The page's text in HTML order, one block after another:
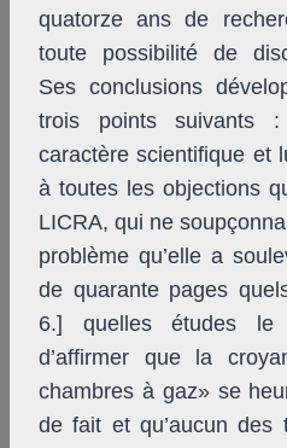
quatorze ans de
toute possibilité de
Ses conclusions
trois points suivants
caractère scientifique et
à toutes les objections
LICRA, qui ne
problème qu’elle a
de quarante pages
6.] quelles études le
d’affirmer que la
chambres à gaz» se
de fait et qu’aucun des